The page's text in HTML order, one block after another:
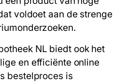
voldoet aan de strenge
NL biedt ook het
en efficiënte online
bestelproces is